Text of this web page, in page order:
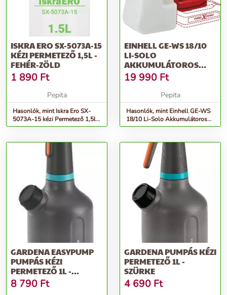
ISKRA ERO SX-5073A-15
KÉZI PERMETEZŐ 1,5L -
FEHÉR-ZÖLD
1 890 Ft
Pepita
Hasonlók, mint Iskra Ero SX-
5073A-15 kézi Permetező 1,5l -
fehér-zöld
EINHELL GE-WS 18/10
LI-SOLO
AKKUMULÁTOROS
PERMETEZŐ, PIROS
19 990 Ft
Pepita
Hasonlók, mint Einhell GE-WS
18/10 Li-Solo Akkumulátoros
Permetező, Piros
GARDENA EASYPUMP
PUMPÁS KÉZI
PERMETEZŐ 1L -
SZÜRKE
8 790 Ft
GARDENA PUMPÁS KÉZI
PERMETEZŐ 1L -
SZÜRKE
4 690 Ft